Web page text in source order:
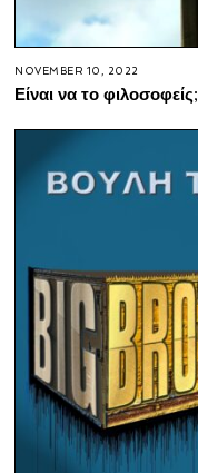
NOVEMBER 10, 2022
Είναι να το φιλοσοφείς;